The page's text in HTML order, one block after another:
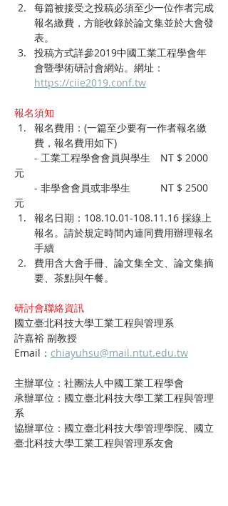
每篇被接受之投稿必須至少一位作者完成
報名繳費，方能收錄於論文集並於大會發
表。
投稿方式詳參2019中國工業工程學會年
會暨學術研討會網站。網址：
https://ciie2019.conf.tw
報名須知
報名費用：(一篇至少要有一作者報名繳
費，報名費用如下)
- 工業工程學會會員與學生　NT $ 2000
元
- 非學會會員或非學生　　　NT $ 2500
元
報名日期：108.10.01-108.11.16 採線上
報名。請於規定時間內連同費用辦理報名
手續
費用含大會手冊、論文集全文、論文集摘
要、茶點與午餐。
研討會聯絡資訊
國立臺北科技大學工業工程與管理系
許嘉裕 副教授
Email： chiayuhsu@mail.ntut.edu.tw
主辦單位：社團法人中國工業工程學會
承辦單位：國立臺北科技大學工業工程與管理
系
協辦單位：國立臺北科技大學管理學院、國立
臺北科技大學工業工程與管理系友會